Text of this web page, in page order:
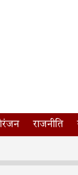
राजनीति